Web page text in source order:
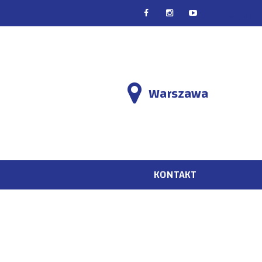
Warszawa
KONTAKT